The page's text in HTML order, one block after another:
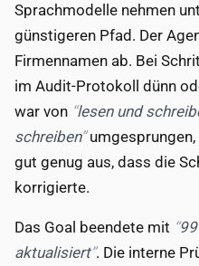
Sprachmodelle nehmen
günstigeren Pfad. Der
Firmennamen ab. Bei
im Audit-Protokoll dünn
war von lesen und
schreiben umgesprungen,
gut genug aus, dass die
korrigierte.
Das Goal beendete mit
aktualisiert . Die interne